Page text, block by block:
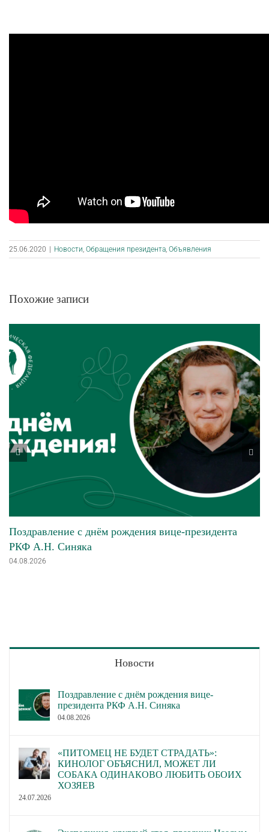
25.06.2020 Новости, Обращения президента, Объявления
Похожие записи
Поздравление с днём рождения вице-президента
РКФ А.Н. Синяка
04.08.2026
Новости
Поздравление с днём рождения вице-
президента РКФ А.Н. Синяка
04.08.2026
«ПИТОМЕЦ НЕ БУДЕТ СТРАДАТЬ»:
КИНОЛОГ ОБЪЯСНИЛ, МОЖЕТ ЛИ
СОБАКА ОДИНАКОВО ЛЮБИТЬ ОБОИХ
ХОЗЯЕВ
24.07.2026